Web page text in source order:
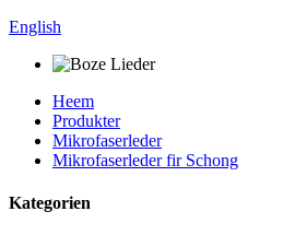
English
Heem
Produkter
Mikrofaserleder
Mikrofaserleder fir Schong
Kategorien